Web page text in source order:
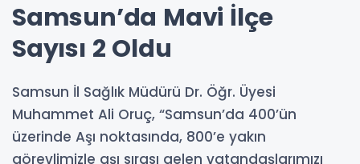
Samsun’da Mavi İlçe
Sayısı 2 Oldu
Samsun İl Sağlık Müdürü Dr. Öğr. Üyesi
Muhammet Ali Oruç, “Samsun’da 400’ün
üzerinde Aşı noktasında, 800’e yakın
görevlimizle aşı sırası gelen vatandaşlarımızı